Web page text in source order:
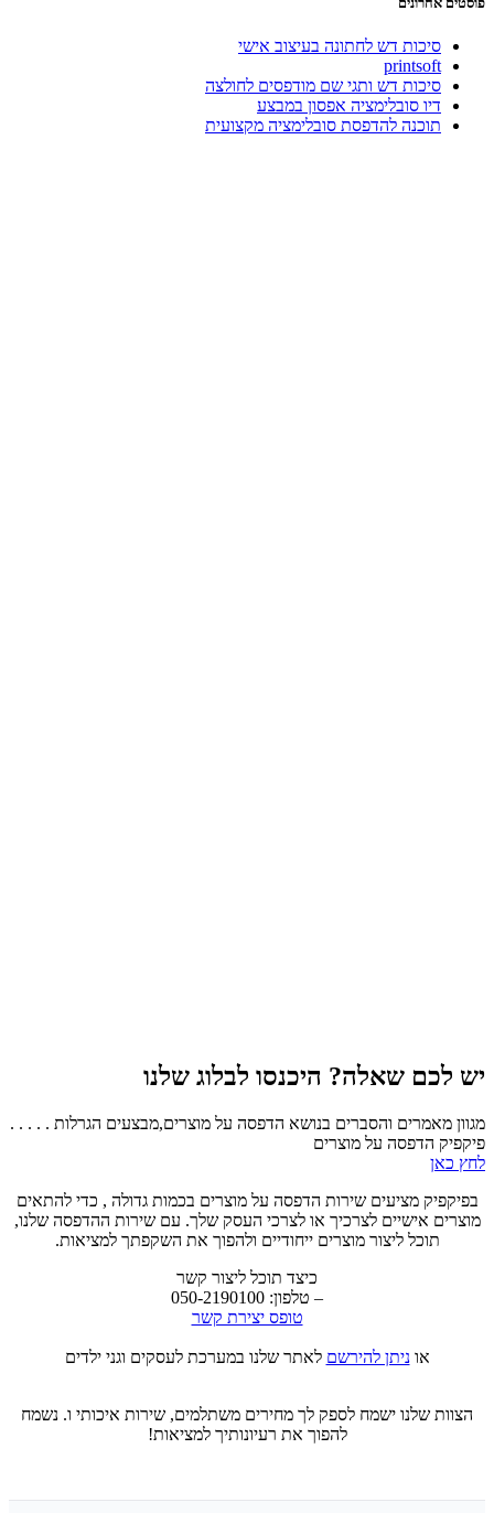
סיכות דש לחתונה בעיצוב אישי
printsoft
סיכות דש ותגי שם מודפסים לחולצה
דיו סובלימציה אפסון במבצע
תוכנה להדפסת סובלימציה מקצועית
יש לכם שאלה? היכנסו לבלוג שלנו
מגוון מאמרים והסברים בנושא הדפסה על מוצרים,מבצעים הגרלות . . . . .
פיקפיק הדפסה על מוצרים
לחץ כאן
בפיקפיק מציעים שירות הדפסה על מוצרים בכמות גדולה , כדי להתאים
מוצרים אישיים לצרכיך או לצרכי העסק שלך. עם שירות ההדפסה שלנו,
תוכל ליצור מוצרים ייחודיים ולהפוך את השקפתך למציאות.
כיצד תוכל ליצור קשר
– טלפון: 050-2190100
טופס יצירת קשר
אוניתן להירשם לאתר שלנו במערכת לעסקים וגני ילדים
הצוות שלנו ישמח לספק לך מחירים משתלמים, שירות איכותי ו. נשמח
להפוך את רעיונותיך למציאות!